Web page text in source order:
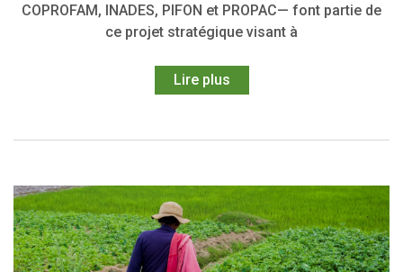
COPROFAM, INADES, PIFON et PROPAC— font partie de
ce projet stratégique visant à
Lire plus